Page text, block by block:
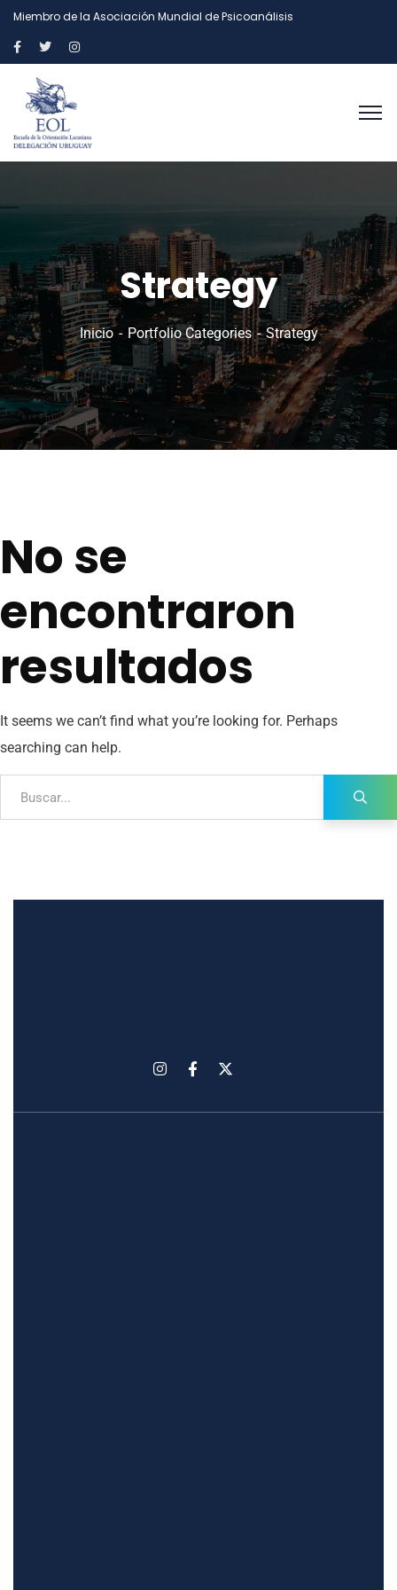
Miembro de la Asociación Mundial de Psicoanálisis
Strategy
Inicio Portfolio Categories Strategy
No se
encontraron
resultados
It seems we can’t find what you’re looking for. Perhaps
searching can help.